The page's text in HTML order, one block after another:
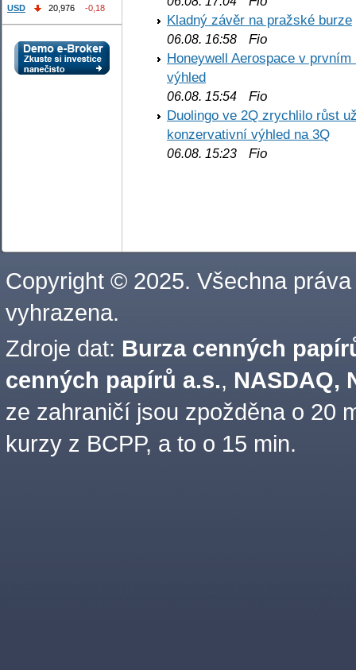
Kladný závěr na pražské burze
06.08. 16:58 Fio
Honeywell Aerospace v
výhled
06.08. 15:54 Fio
Duolingo ve 2Q zrychlilo růst
konzervativní výhled na 3Q
06.08. 15:23 Fio
USD
20,976 -0,18
Copyright © 2025. Všechna práva
vyhrazena.
Zdroje dat: Burza cenných
cenných papírů a.s., NASDAQ,
ze zahraničí jsou zpožděna o 20
kurzy z BCPP, a to o 15 min.